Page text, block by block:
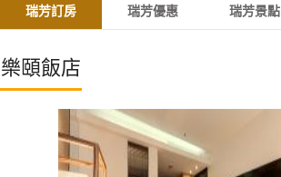
訂
房
直接跟飯店訂房HOT
瑞芳訂房 瑞芳優惠 瑞芳景點
樂頤飯店